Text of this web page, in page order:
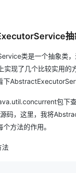
抽
类是一个抽象类
实现了几个比较实用的
下
包下
码，这里，我将
方法的作用。
法